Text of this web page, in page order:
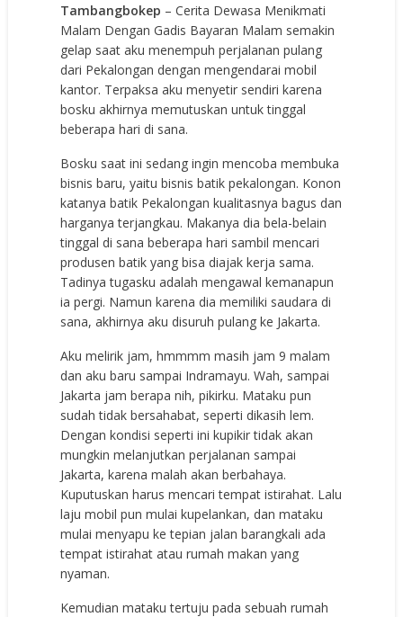
Tambangbokep – Cerita Dewasa Menikmati
Malam Dengan Gadis Bayaran Malam semakin
gelap saat aku menempuh perjalanan pulang
dari Pekalongan dengan mengendarai mobil
kantor. Terpaksa aku menyetir sendiri karena
bosku akhirnya memutuskan untuk tinggal
beberapa hari di sana.
Bosku saat ini sedang ingin mencoba membuka
bisnis baru, yaitu bisnis batik pekalongan. Konon
katanya batik Pekalongan kualitasnya bagus dan
harganya terjangkau. Makanya dia bela-belain
tinggal di sana beberapa hari sambil mencari
produsen batik yang bisa diajak kerja sama.
Tadinya tugasku adalah mengawal kemanapun
ia pergi. Namun karena dia memiliki saudara di
sana, akhirnya aku disuruh pulang ke Jakarta.
Aku melirik jam, hmmmm masih jam 9 malam
dan aku baru sampai Indramayu. Wah, sampai
Jakarta jam berapa nih, pikirku. Mataku pun
sudah tidak bersahabat, seperti dikasih lem.
Dengan kondisi seperti ini kupikir tidak akan
mungkin melanjutkan perjalanan sampai
Jakarta, karena malah akan berbahaya.
Kuputuskan harus mencari tempat istirahat. Lalu
laju mobil pun mulai kupelankan, dan mataku
mulai menyapu ke tepian jalan barangkali ada
tempat istirahat atau rumah makan yang
nyaman.
Kemudian mataku tertuju pada sebuah rumah